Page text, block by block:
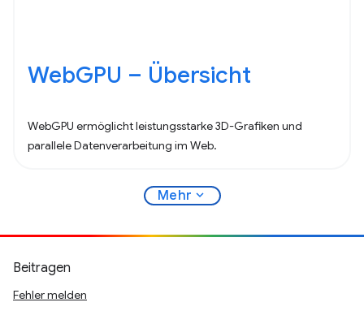
WebGPU – Übersicht
WebGPU ermöglicht leistungsstarke 3D-Grafiken und
parallele Datenverarbeitung im Web.
Mehr expand_more
Beitragen
Fehler melden